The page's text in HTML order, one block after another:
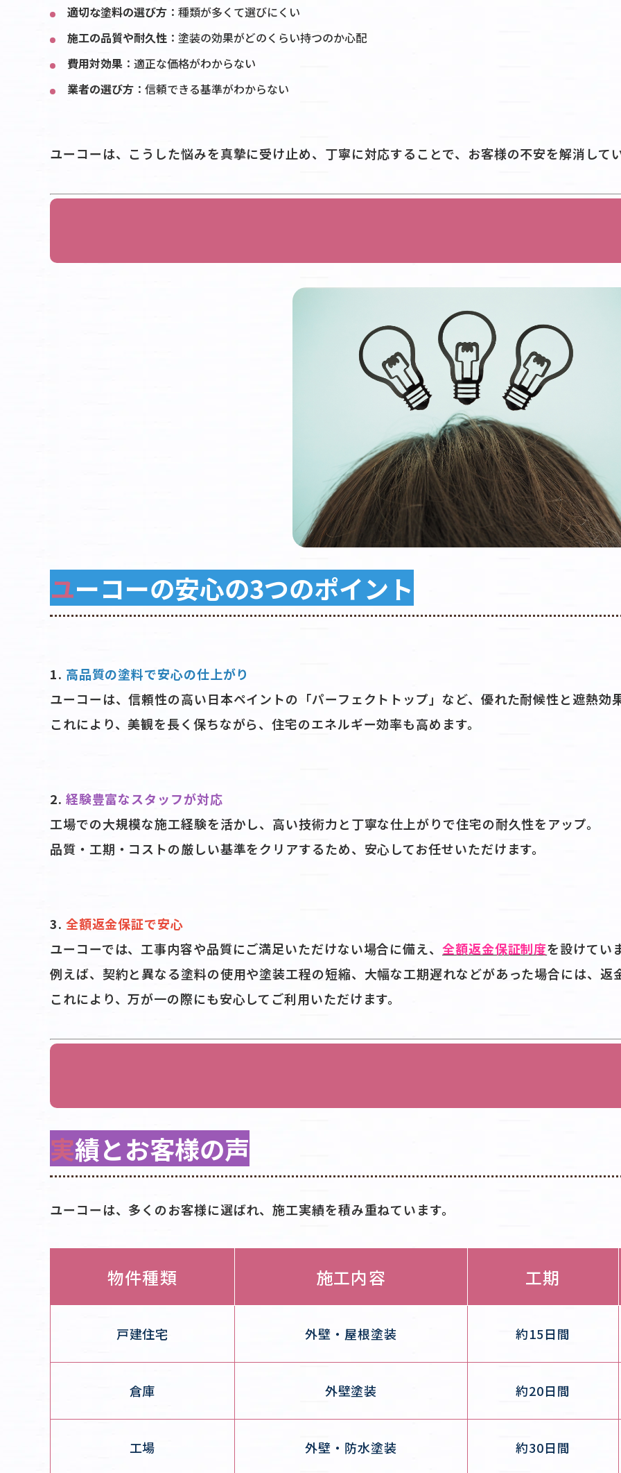
適切な塗料の選び方 ：種類が多くて選びにくい
施工の品質や耐久性 ：塗装の効果がどのくらい持つのか心配
費用対効果 ：適正な価格がわからない
業者の選び方 ：信頼できる基準がわからない
ユーコーは、こうした悩みを真摯に受け止め、丁寧に対応することで、お客様の不安を解消して
ユーコーの安心の3つのポイント
1. 高品質の塗料で安心の仕上がり
ユーコーは、信頼性の高い日本ペイントの「パーフェクトトップ」など、優れた耐候性と遮熱効
これにより、美観を長く保ちながら、住宅のエネルギー効率も高めます。
2. 経験豊富なスタッフが対応
工場での大規模な施工経験を活かし、高い技術力と丁寧な仕上がりで住宅の耐久性をアップ。
品質・工期・コストの厳しい基準をクリアするため、安心してお任せいただけます。
3. 全額返金保証で安心
ユーコーでは、工事内容や品質にご満足いただけない場合に備え、 全額返金保証制度を設けてい
例えば、契約と異なる塗料の使用や塗装工程の短縮、大幅な工期遅れなどがあった場合には、返
これにより、万が一の際にも安心してご利用いただけます。
実績とお客様の声
ユーコーは、多くのお客様に選ばれ、施工実績を積み重ねています。
物件種類 施工内容 工期
戸建住宅 外壁・屋根塗装 約15日間
倉庫 外壁塗装 約20日間
工場 外壁・防水塗装 約30日間